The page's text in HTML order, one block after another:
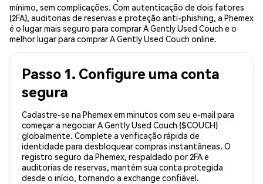
mínimo, sem complicações. Com autenticação de dois fatores
(2FA), auditorias de reservas e proteção anti-phishing, a Phemex
é o lugar mais seguro para comprar A Gently Used Couch e o
melhor lugar para comprar A Gently Used Couch online.
Passo 1. Configure uma conta
segura
Cadastre-se na Phemex em minutos com seu e-mail para
começar a negociar A Gently Used Couch ($COUCH)
globalmente. Complete a verificação rápida de
identidade para desbloquear compras instantâneas. O
registro seguro da Phemex, respaldado por 2FA e
auditorias de reservas, mantém sua conta protegida
desde o início, tornando a exchange confiável.